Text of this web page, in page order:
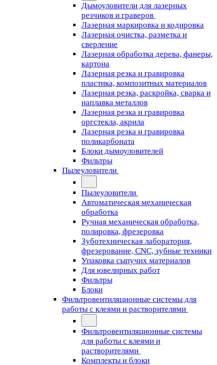
Дымоуловители для лазерных
резчиков и граверов
Лазерная маркировка и кодировка
Лазерная очистка, разметка и
сверление
Лазерная обработка дерева, фанеры,
картона
Лазерная резка и гравировка
пластика, композитных материалов
Лазерная резка, раскройка, сварка и
наплавка металлов
Лазерная резка и гравировка
оргстекла, акрила
Лазерная резка и гравировка
поликарбоната
Блоки дымоуловителей
Фильтры
Пылеуловители
Пылеуловители
Автоматическая механическая
обработка
Ручная механическая обработка,
полировка, фрезеровка
Зуботехническая лаборатория,
фрезерование, CNC, зубные техники
Упаковка сыпучих материалов
Для ювелирных работ
Фильтры
Блоки
Фильтровентиляционные системы для
работы с клеями и растворителями
Фильтровентиляционные системы
для работы с клеями и
растворителями
Комплекты и блоки